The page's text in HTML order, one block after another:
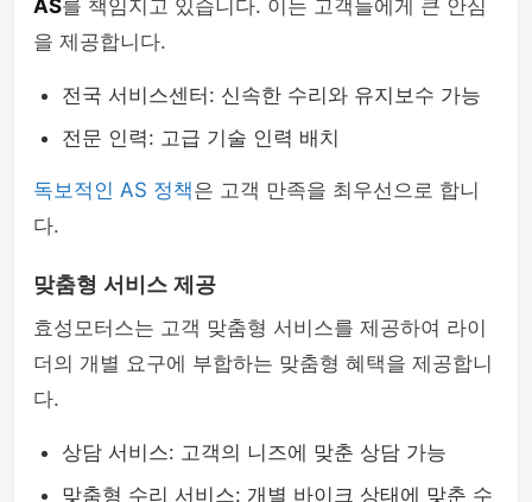
AS를 책임지고 있습니다. 이는 고객들에게 큰 안심
을 제공합니다.
전국 서비스센터: 신속한 수리와 유지보수 가능
전문 인력: 고급 기술 인력 배치
독보적인 AS 정책은 고객 만족을 최우선으로 합니
다.
맞춤형 서비스 제공
효성모터스는 고객 맞춤형 서비스를 제공하여 라이
더의 개별 요구에 부합하는 맞춤형 혜택을 제공합니
다.
상담 서비스: 고객의 니즈에 맞춘 상담 가능
맞춤형 수리 서비스: 개별 바이크 상태에 맞춘 수